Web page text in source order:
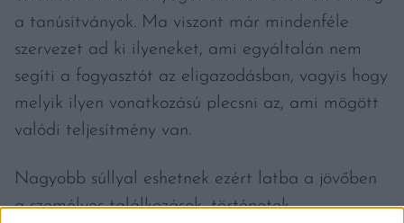
a tanúsítványok. Ma viszont már mindenféle
szervezet ad ki ilyeneket, ami egyáltalán nem
segíti a fogyasztót az eligazodásban, vagyis hogy
melyik ilyen vonatkozású plecsni az, ami mögött
valódi teljesítmény van.
Nagyobb súllyal eshetnek ezért latba a jövőben
a személyes találkozások, történetek,